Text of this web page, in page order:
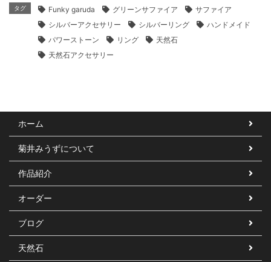
タグ Funky garuda グリーンサファイア
サファイア
シルバーアクセサリー
シルバーリング
ハンドメイド
パワーストーン
リング
天然石
天然石アクセサリー
ホーム
菊井みうずについて
作品紹介
オーダー
ブログ
天然石